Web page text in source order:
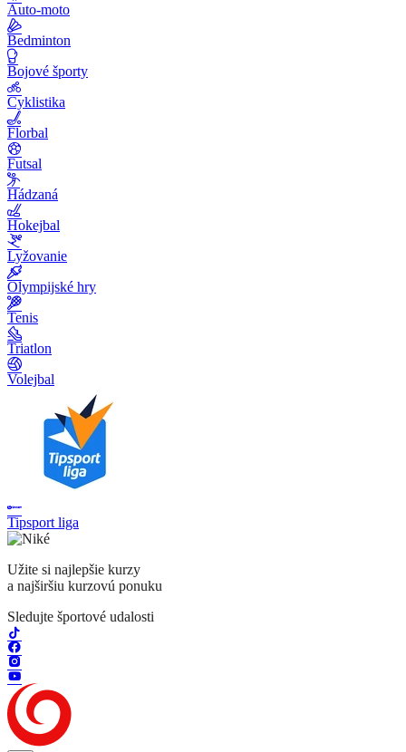
Auto-moto
Bedminton
Bojové športy
Cyklistika
Florbal
Futsal
Hádzaná
Hokejbal
Lyžovanie
Olympijské hry
Tenis
Triatlon
Volejbal
Tipsport liga
Užite si najlepšie kurzy
a najširšiu kurzovú ponuku
Sledujte športové udalosti